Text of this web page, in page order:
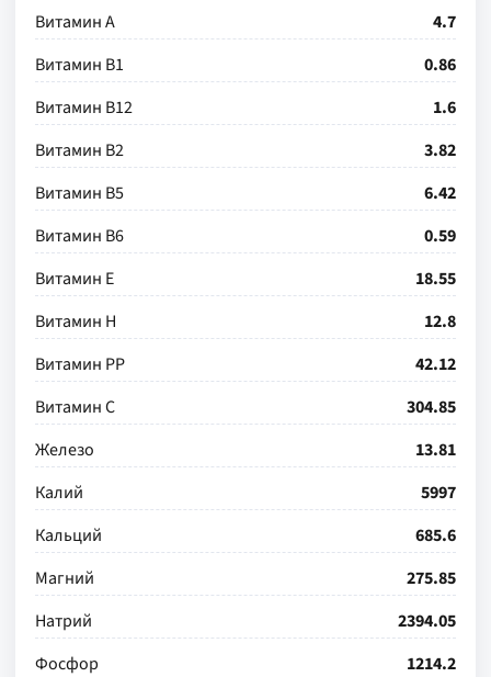
Витамин А
4.7
Витамин В1
0.86
Витамин В12
1.6
Витамин В2
3.82
Витамин В5
6.42
Витамин В6
0.59
Витамин Е
18.55
Витамин Н
12.8
Витамин РР
42.12
Витамин С
304.85
Железо
13.81
Калий
5997
Кальций
685.6
Магний
275.85
Натрий
2394.05
Фосфор
1214.2